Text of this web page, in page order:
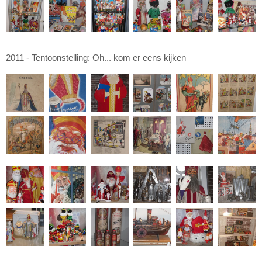
2011 - Tentoonstelling: Oh... kom er eens kijken